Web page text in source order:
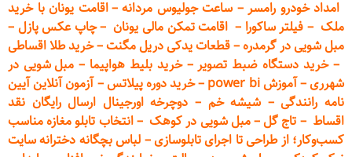
امداد خودرو رامسر– ساعت جولیوس مردانه–اقامت یونان با خرید
ملک – فیلتر ساکورا – اقامت تمکن مالی یونان –چاپ عکس پازل –
مبل شویی در گرمدره–قطعاتیدکی دریل مگنت–خرید طلا اقساطی
–خرید دستگاه ضبط تصویر–خرید بلیط هواپیما –مبل شویی در
شهرری–آموزش power bi –خرید دورهپیلاتس–آزمون آنلاین آیین
نامه رانندگی– شیشه خم – دوچرخه اورجینال ارسال رایگان نقد
اقساط – تاج گل–مبل شویی در کوهک–انتخاب تابلو مغازه مناسب
کسب‌وکار؛ از طراحی تا اجرای تابلوسازی– لباس بچگانه دخترانه سایت